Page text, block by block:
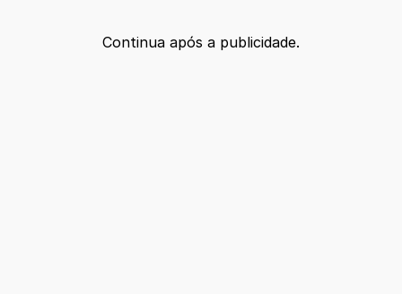
Continua após a publicidade.